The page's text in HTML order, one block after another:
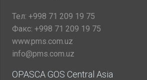
Тел: +998 71 209 19 75
Факс: +998 71 209 19 75
www.pms.com.uz
info@pms.com.uz
OPASCA GOS Central Asia